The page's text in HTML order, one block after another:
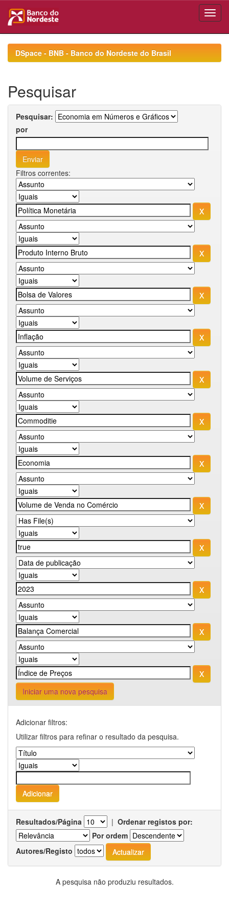
navigationDSpace - BNB - Banco do Nordeste do Brasil
Pesquisar
Pesquisar:
por
Filtros correntes:
Iniciar uma nova pesquisa
Adicionar filtros:
Utilizar filtros para refinar o resultado da pesquisa.
Resultados/Página | Ordenar registos por:
Por ordem
Autores/Registo
A pesquisa não produziu resultados.